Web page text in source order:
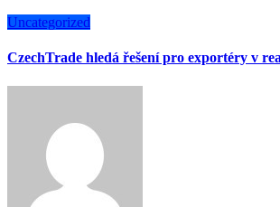
Uncategorized
CzechTrade hledá řešení pro exportéry v